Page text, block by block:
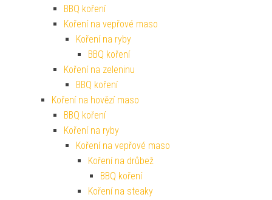
BBQ koření
Koření na vepřové maso
Koření na ryby
BBQ koření
Koření na zeleninu
BBQ koření
Koření na hovězí maso
BBQ koření
Koření na ryby
Koření na vepřové maso
Koření na drůbež
BBQ koření
Koření na steaky